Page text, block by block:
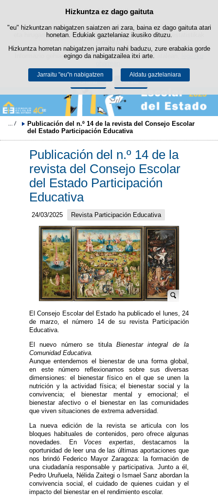
Cookie politika
Webgune honek berezko cookie-ak erabiltzen ditu nabigazioa errazteko
eta hirugarrenen cookie-ak erabilera- eta gogobetetasun-estatistikak
Informazio gehiago lor dezakezu gure "Cookie-ak" atalean,
Onartu Ukatu
Hizkuntza ez dago gaituta
"eu" hizkuntzan nabigatzen saiatzen ari zara, baina ez dago gaituta atari
honetan. Edukiak gaztelaniaz ikusiko dituzu.
Hizkuntza horretan nabigatzen jarraitu nahi baduzu, zure erabakia gorde
egingo da nabigatzailea itxi arte.
Jarraitu "eu"n nabigatzen Aldatu gaztelaniara
Edukira salto egin
Publicación del n.º 14 de la revista del Consejo Escolar
del Estado Participación Educativa
Publicación del n.º 14 de la
revista del Consejo Escolar
del Estado Participación
Educativa
24/03/2025 Revista Participación Educativa
El Consejo Escolar del Estado ha publicado el lunes, 24
de marzo, el número 14 de su revista Participación
Educativa.
El nuevo número se titula Bienestar integral de la
Comunidad Educativa.
Aunque entendemos el bienestar de una forma global,
en este número reflexionamos sobre sus diversas
dimensiones: el bienestar físico en el que se unen la
nutrición y la actividad física; el bienestar social y la
convivencia; el bienestar mental y emocional; el
bienestar afectivo o el bienestar en las comunidades
que viven situaciones de extrema adversidad.
La nueva edición de la revista se articula con los
bloques habituales de contenidos, pero ofrece algunas
novedades. En Voces expertas , destacamos la
oportunidad de leer una de las últimas aportaciones que
nos brindó Federico Mayor Zaragoza: la formación de
una ciudadanía responsable y participativa. Junto a él,
Pedro Uruñuela, Nélida Zaitegi o Ismael Sanz abordan la
convivencia social, el cuidado de quienes cuidan y el
impacto del bienestar en el rendimiento escolar.